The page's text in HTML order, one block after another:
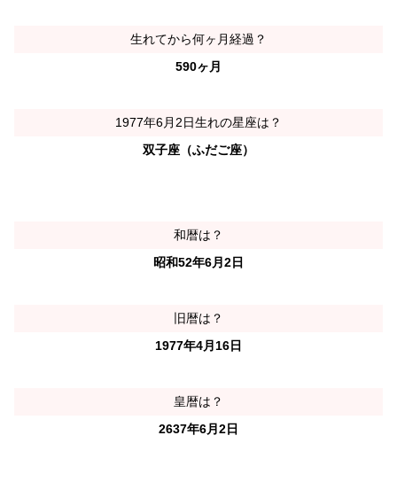
生れてから何ヶ月経過？
590ヶ月
1977年6月2日生れの星座は？
双子座（ふだご座）
和暦は？
昭和52年6月2日
旧暦は？
1977年4月16日
皇暦は？
2637年6月2日